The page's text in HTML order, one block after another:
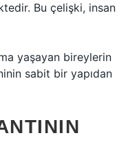
Bu çelişki, insan
yaşayan bireylerin
sabit bir yapıdan